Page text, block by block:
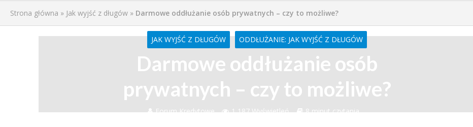
Strona główna » Jak wyjść z długów » Darmowe oddłużanie osób prywatnych – czy to możliwe?
JAK WYJŚĆ Z DŁUGÓW ODDŁUŻANIE: JAK WYJŚĆ Z DŁUGÓW
Darmowe oddłużanie osób
prywatnych – czy to możliwe?
Forum Kredytowe 1 187 Wyświetleń 8 minut czytania